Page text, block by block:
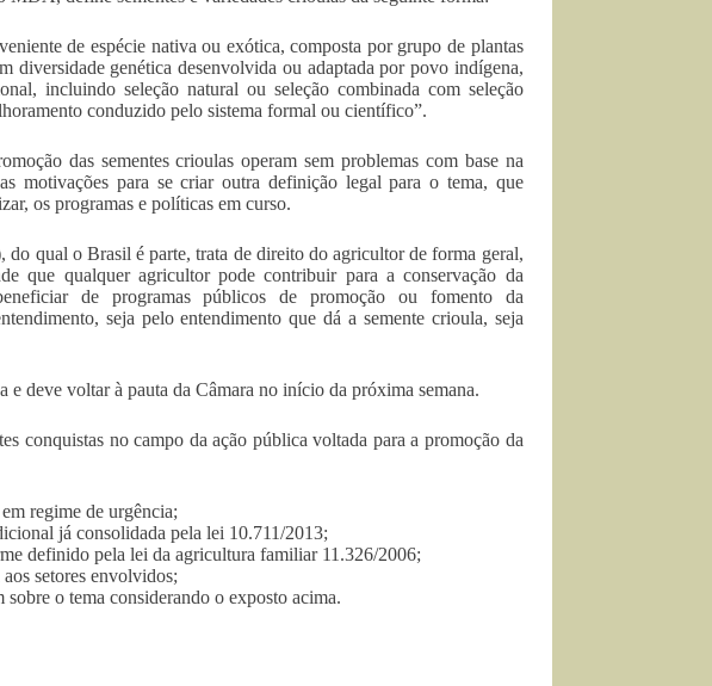
de espécie nativa ou exótica, composta por grupo de plantas
genética desenvolvida ou adaptada por povo indígena,
incluindo seleção natural ou seleção combinada com seleção
conduzido pelo sistema formal ou científico”.
das sementes crioulas operam sem problemas com base na
motivações para se criar outra definição legal para o tema, que
os programas e políticas em curso.
qual o Brasil é parte, trata de direito do agricultor de forma geral,
que qualquer agricultor pode contribuir para a conservação da
de programas públicos de promoção ou fomento da
seja pelo entendimento que dá a semente crioula, seja
e deve voltar à pauta da Câmara no início da próxima semana.
conquistas no campo da ação pública voltada para a promoção da
regime de urgência;
já consolidada pela lei 10.711/2013;
definido pela lei da agricultura familiar 11.326/2006;
setores envolvidos;
o tema considerando o exposto acima.